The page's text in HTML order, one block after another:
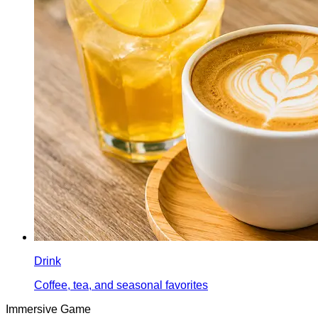
Drink
Coffee, tea, and seasonal favorites
Immersive Game